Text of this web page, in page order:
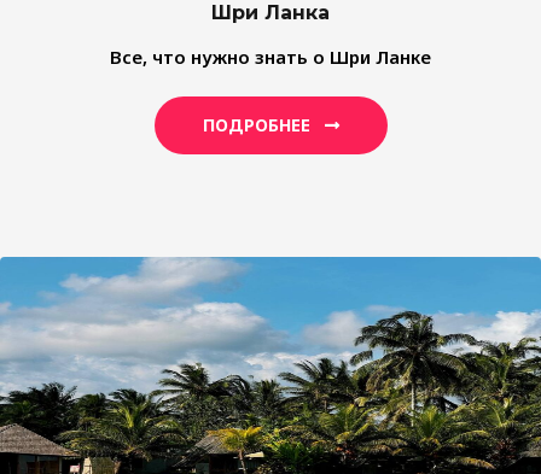
Шри Ланка
Все, что нужно знать о Шри Ланке
ПОДРОБНЕЕ